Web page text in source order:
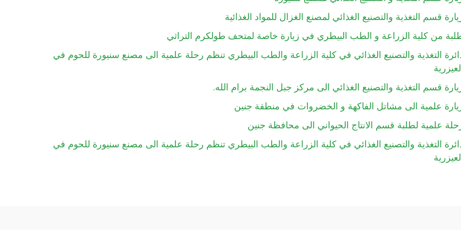
قسم التغذية والتصنيع الغذائي لمصنع الغزال للمواد الغذائية
من كلية الزراعة و الطب البيطري في زيارة خاصة لمتحف طولكرم التراثي
التغذية والتصنيع الغذائي في كلية الزراعة والطب البيطري تنظم رحلة علمية الى مصنع سنيورة للحوم في
العيزرية
قسم التغذية والتصنيع الغذائي الى مركز جبل النجمة برام الله.
علمية الى مشاتل الفاكهة و الخضروات في منطقة جنين
علمية لطلبة قسم الانتاج الحيواني الى محافظة جنين
التغذية والتصنيع الغذائي في كلية الزراعة والطب البيطري تنظم رحلة علمية الى مصنع سنيورة للحوم في
العيزرية